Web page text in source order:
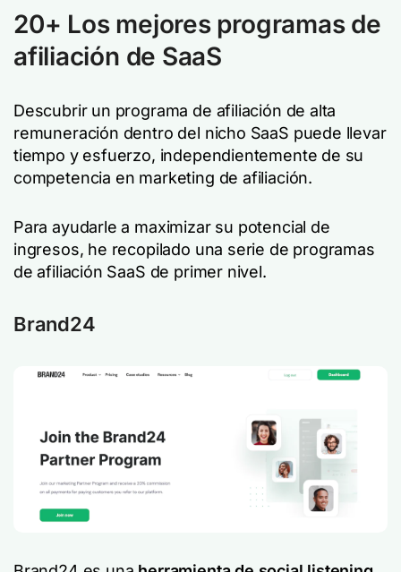
20+ Los mejores programas de
afiliación de SaaS
Descubrir un programa de afiliación de alta
remuneración dentro del nicho SaaS puede llevar
tiempo y esfuerzo, independientemente de su
competencia en marketing de afiliación.
Para ayudarle a maximizar su potencial de
ingresos, he recopilado una serie de programas
de afiliación SaaS de primer nivel.
Brand24